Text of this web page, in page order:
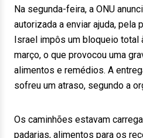
Na segunda-feira, a ONU
autorizada a enviar ajuda, pela
Israel impôs um bloqueio total
março, o que provocou uma
alimentos e remédios. A
sofreu um atraso, segundo a
Os caminhões estavam
padarias, alimentos para os